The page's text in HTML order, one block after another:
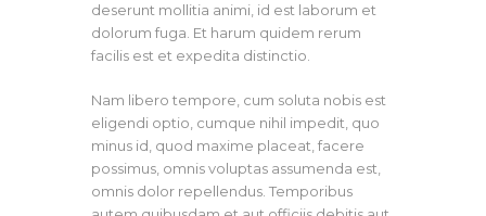
deserunt mollitia animi, id est laborum et
dolorum fuga. Et harum quidem rerum
facilis est et expedita distinctio.
Nam libero tempore, cum soluta nobis est
eligendi optio, cumque nihil impedit, quo
minus id, quod maxime placeat, facere
possimus, omnis voluptas assumenda est,
omnis dolor repellendus. Temporibus